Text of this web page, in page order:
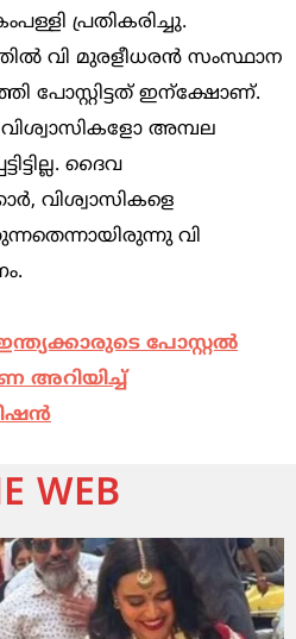
പ്രതികരിച്ചു.
വി മുരളീധരൻ സംസ്ഥാന
പോസ്റ്റിട്ടത് ഇന്ക്ഷോണ്‌.
അമ്പല
ദൈവ
വിശ്വാസികളെ
വി
പോസ്റ്റല്‍
അറിയിച്ച്
WEB